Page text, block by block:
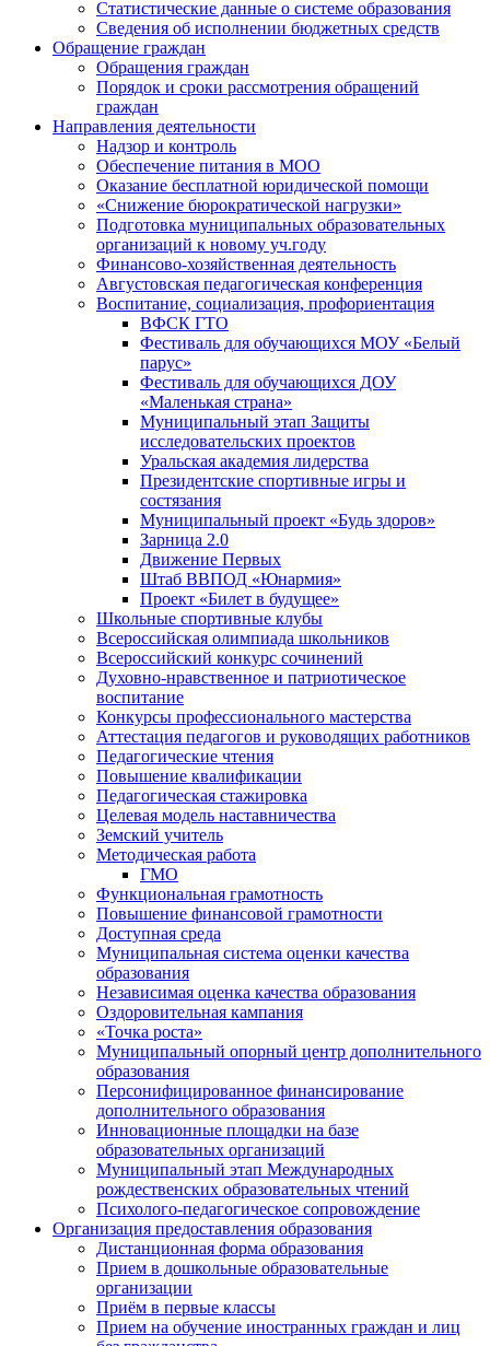
Статистические данные о системе образования
Сведения об исполнении бюджетных средств
Обращение граждан
Обращения граждан
Порядок и сроки рассмотрения обращений
граждан
Направления деятельности
Надзор и контроль
Обеспечение питания в МОО
Оказание бесплатной юридической помощи
«Снижение бюрократической нагрузки»
Подготовка муниципальных образовательных
организаций к новому уч.году
Финансово-хозяйственная деятельность
Августовская педагогическая конференция
Воспитание, социализация, профориентация
ВФСК ГТО
Фестиваль для обучающихся МОУ «Белый
парус»
Фестиваль для обучающихся ДОУ
«Маленькая страна»
Муниципальный этап Защиты
исследовательских проектов
Уральская академия лидерства
Президентские спортивные игры и
состязания
Муниципальный проект «Будь здоров»
Зарница 2.0
Движение Первых
Штаб ВВПОД «Юнармия»
Проект «Билет в будущее»
Школьные спортивные клубы
Всероссийская олимпиада школьников
Всероссийский конкурс сочинений
Духовно-нравственное и патриотическое
воспитание
Конкурсы профессионального мастерства
Аттестация педагогов и руководящих работников
Педагогические чтения
Повышение квалификации
Педагогическая стажировка
Целевая модель наставничества
Земский учитель
Методическая работа
ГМО
Функциональная грамотность
Повышение финансовой грамотности
Доступная среда
Муниципальная система оценки качества
образования
Независимая оценка качества образования
Оздоровительная кампания
«Точка роста»
Муниципальный опорный центр дополнительного
образования
Персонифицированное финансирование
дополнительного образования
Инновационные площадки на базе
образовательных организаций
Муниципальный этап Международных
рождественских образовательных чтений
Психолого-педагогическое сопровождение
Организация предоставления образования
Дистанционная форма образования
Прием в дошкольные образовательные
организации
Приём в первые классы
Прием на обучение иностранных граждан и лиц